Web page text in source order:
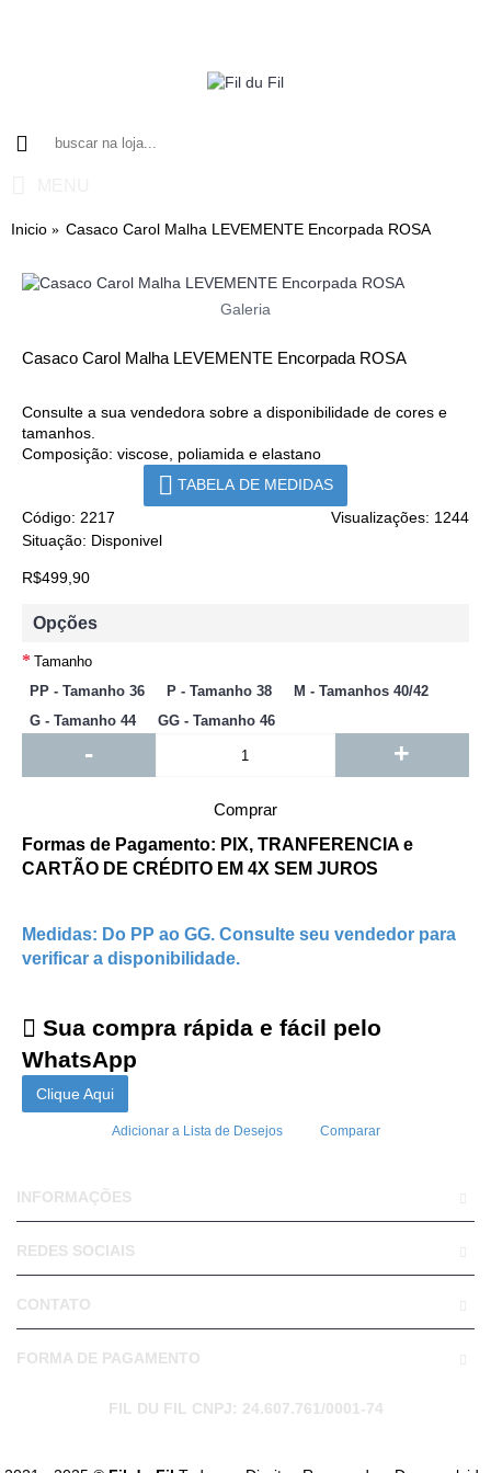
Inicio Casaco Carol Malha LEVEMENTE Encorpada ROSA
Galeria
Casaco Carol Malha LEVEMENTE Encorpada ROSA
Consulte a sua vendedora sobre a disponibilidade de cores e
tamanhos.
Composição: viscose, poliamida e elastano
TABELA DE MEDIDAS
Visualizações: 1244
Código: 2217
Situação: Disponivel
R$499,90
Opções
Tamanho
PP - Tamanho 36
P - Tamanho 38
M - Tamanhos 40/42
G - Tamanho 44
GG - Tamanho 46
- +
Comprar
Formas de Pagamento: PIX, TRANFERENCIA e
CARTÃO DE CRÉDITO EM 4X SEM JUROS
Medidas: Do PP ao GG. Consulte seu vendedor para
verificar a disponibilidade.
Sua compra rápida e fácil pelo
WhatsApp
Clique Aqui
Adicionar a Lista de Desejos Comparar
INFORMAÇÕES
REDES SOCIAIS
CONTATO
FORMA DE PAGAMENTO
FIL DU FIL CNPJ: 24.607.761/0001-74